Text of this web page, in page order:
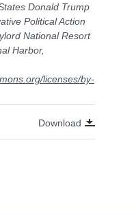
Donald Trump
Political Action
National Resort
Harbor,
licenses/by-
Download